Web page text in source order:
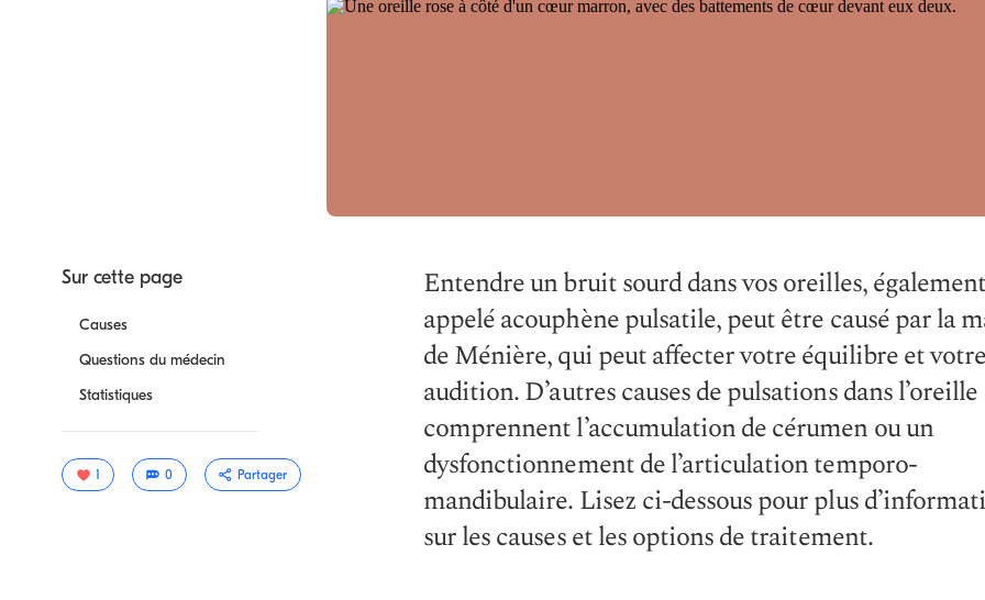
Sur cette page
Causes
Questions du médecin
Statistiques
1 0 Partager
Entendre un bruit sourd dans vos oreilles,
appelé acouphène pulsatile, peut être causé par la
de Ménière, qui peut affecter votre équilibre et
audition. D’autres causes de pulsations dans l’oreille
comprennent l’accumulation de cérumen ou un
dysfonctionnement de l’articulation temporo-
mandibulaire. Lisez ci-dessous pour plus
sur les causes et les options de traitement.